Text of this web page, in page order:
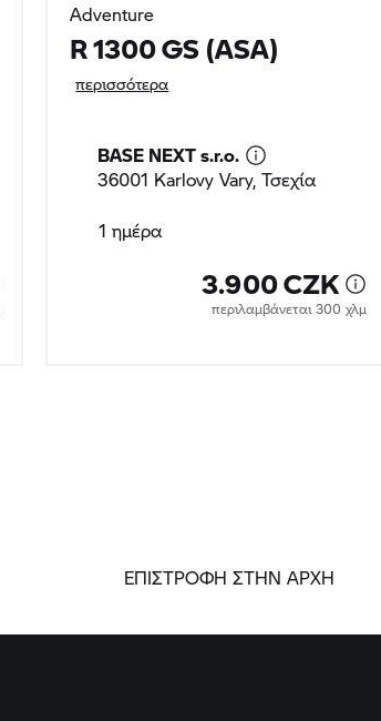
Adventure
R 1300 GS (ASA)
περισσότερα
BASE NEXT s.r.o.
36001 Karlovy Vary, Τσεχία
1 ημέρα
3.900 CZK
περιλαμβάνεται 300 χλμ
ΕΠΙΣΤΡΟΦΗ ΣΤΗΝ ΑΡΧΗ